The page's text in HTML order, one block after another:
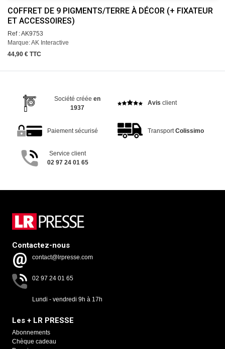
COFFRET DE 9 PIGMENTS/TERRE À DÉCOR (+ FIXATEUR
ET ACCESSOIRES)
Ref : AK9753
Marque: AK Interactive
44,90 € TTC
Société créée en
1937
Avis client
Paiement sécurisé TransportColissimo
Service client
02 97 24 01 65
Contactez-nous
contact@lrpresse.com
02 97 24 01 65
Lundi - vendredi 9h à 17h
Les + LR PRESSE
Abonnements
Chèque cadeau